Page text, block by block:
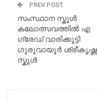
PREV POST
സംസ്ഥാന സ്കൂൾ
കലോത്സവത്തിൽ എ
ഗ്രേഡ് വാരിക്കൂട്ടി
ഗുരുവായൂർ ശ്രീകൃഷ്ണ
സ്കൂൾ